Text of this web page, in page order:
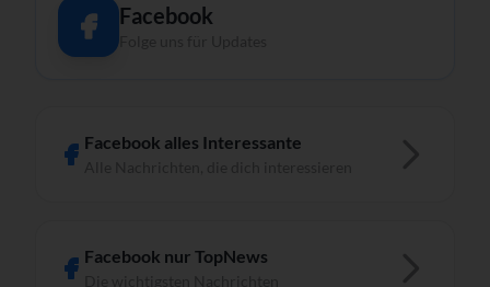
Facebook
Facebook alles Interessante
Facebook nur TopNews